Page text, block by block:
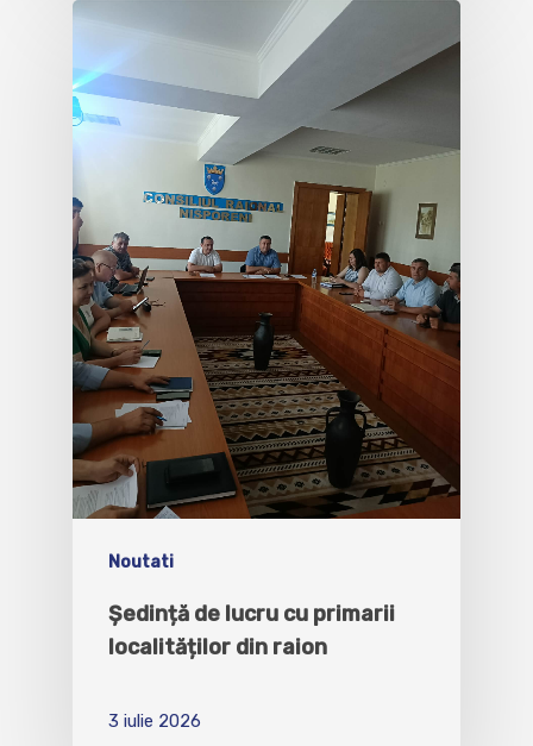
Noutati
Ședință de lucru cu primarii
localităților din raion
3 iulie 2026